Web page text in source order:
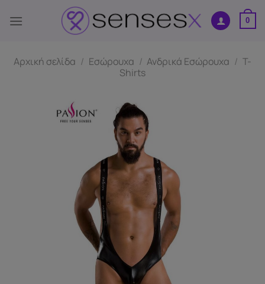
στο
0
Αρχική σελίδα / Εσώρουχα / Ανδρικά Εσώρουχα / T-
Shirts